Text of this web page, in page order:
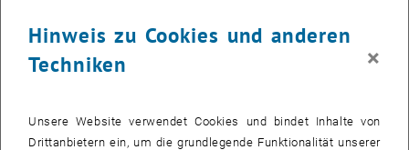
Energiefonds dramatisch verändert.
Wie der Kurier vom 17. September 2010 berichtet, wurden von
Hinweis zu Cookies und anderen
Techniken
×
Unsere Website verwendet Cookies und bindet Inhalte von
Drittanbietern ein, um die grundlegende Funktionalität unserer